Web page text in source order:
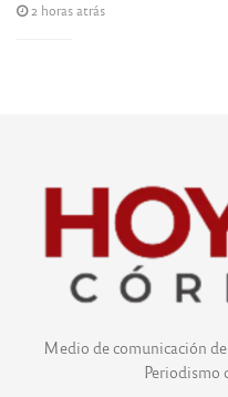
2 horas atrás
Medio de comunicación
Periodismo